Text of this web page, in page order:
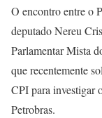
O encontro entre o
deputado Nereu
Parlamentar Mista
que recentemente
CPI para investigar
Petrobras.